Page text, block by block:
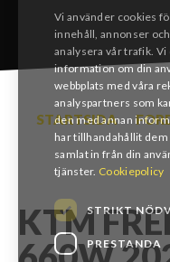
STARTSIDA
KTM
Vi använder cookies
innehåll, annonser
analysera vår trafik. Vi
information om din
webbplats med våra
analyspartners som
den med annan
har tillhandahållit
samlat in från din
tjänster. Cookiepolicy
STRIKT
PRESTANDA